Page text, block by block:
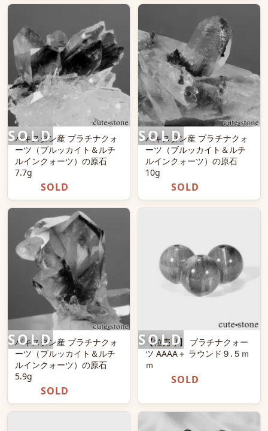
パキスタン産 プラチナクォ
ーツ（ブルッカイト＆ルチ
ルインクォーツ）の原石
7.7g
パキスタン産 プラチナクォ
ーツ（ブルッカイト＆ルチ
ルインクォーツ）の原石
10g
パキスタン産 プラチナクォ
ーツ（ブルッカイト＆ルチ
ルインクォーツ）の原石
5.9g
【粒売り】 プラチナクォー
ツ AAAA＋ ラウンド９.５ｍ
ｍ